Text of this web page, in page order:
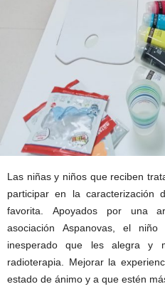
Las niñas y niños que reciben
participar en la caracterización
favorita. Apoyados por una
asociación Aspanovas, el
inesperado que les alegra y
radioterapia. Mejorar la
estado de ánimo y a que estén